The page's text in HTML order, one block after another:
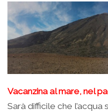
Vacanzina al mare, nel
Sarà difficile che l’acqua